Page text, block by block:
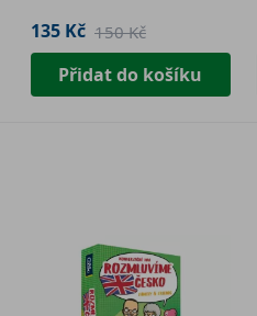
135 Kč 150 Kč
Přidat do košíku